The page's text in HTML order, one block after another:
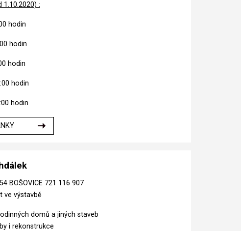
1.10.2020) :
hodin
hodin
hodin
hodin
hodin
BOŠOVICE 721 116 907
ve výstavbě
domů a jiných staveb
i rekonstrukce